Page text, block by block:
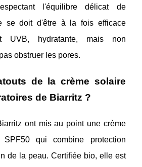
l'équilibre délicat de
se doit d'être à la fois efficace
hydratante, mais non
obstruer les pores.
de la crème solaire
de Biarritz ?
ont mis au point une crème
qui combine protection
de la peau. Certifiée bio, elle est